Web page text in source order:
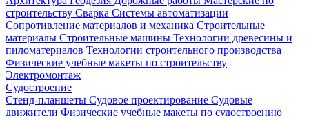
строительству Сварка Системы автоматизации
Сопротивление материалов и механика Строительные
материалы Строительные машины Технологии древесины и
пиломатериалов Технологии строительного производства
Физические учебные макеты по строительству
Электромонтаж
Судостроение
Стенд-планшеты Судовое проектирование Судовые
движители Физические учебные макеты по судостроению